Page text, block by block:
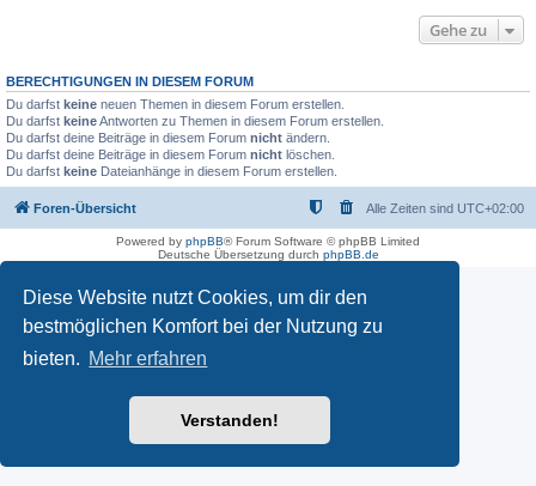
Diese Website nutzt Cookies, um dir den
bestmöglichen Komfort bei der Nutzung zu
bieten. Mehr erfahren
Verstanden!
Gehe zu
BERECHTIGUNGEN IN DIESEM FORUM
Du darfst keine neuen Themen in diesem Forum erstellen.
Du darfst keineAntworten zu Themen in diesem Forum erstellen.
Du darfst deine Beiträge in diesem Forum nicht ändern.
Du darfst deine Beiträge in diesem Forum nicht löschen.
Du darfst keine Dateianhänge in diesem Forum erstellen.
Foren-Übersicht Alle Zeiten sind UTC+02:00
Powered by phpBB® Forum Software © phpBB Limited
Deutsche Übersetzung durch phpBB.de